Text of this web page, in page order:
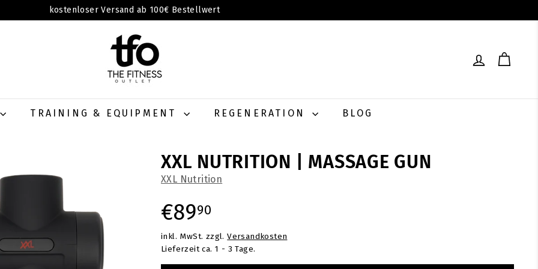
Diashow
kostenloser Versand ab 100€ Bestellwert
T
H
E
F
I
T
TRAINING & EQUIPMENT REGENERATION BLOG
XXL NUTRITION | MASSAGE GUN
XXL Nutrition
Normaler
Preis
€8990
inkl. MwSt. zzgl.Versandkosten
Lieferzeit ca. 1 - 3 Tage.